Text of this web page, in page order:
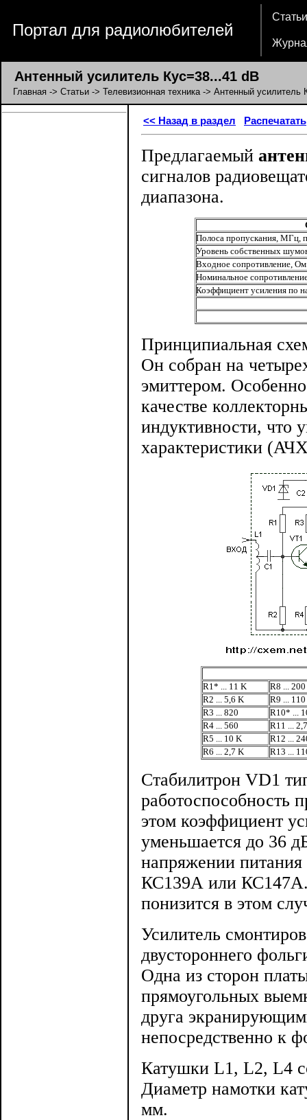
Портал для радиолюбителей
Статьи
Антенный усилитель Кус=38...41 dB
Главная -> Статьи -> Телевизионная техника-> Антенный усилитель
<< Назад в раздел Распечатать
Предлагаемый
сигналов
диапазона.
Полоса пропускания, МГц,
Уровень собственных
Входное сопротивление, Ом
Номинальное
Коэффициент усиления по
Принципиальная
Он собран на
эмиттером.
качестве
индуктивности, что
характеристики
R1* ... 11 K
R8 ... 200
R2 ... 5,6 K
R9 ... 110
R3 ... 820
R10* ...
R4 ... 560
R11 ...
R5 ... 10 K
R12 ...
R6 ... 2,7 K
R13 ...
Стабилитрон VD1
работоспособность
этом коэффициент
уменьшается до 36
напряжении
КС139А или КС147А.
понизится в этом
Усилитель
двустороннего
Одна из сторон
прямоугольных
друга
непосредственно к
Катушки L1, L2, L4
Диаметр намотки
мм.